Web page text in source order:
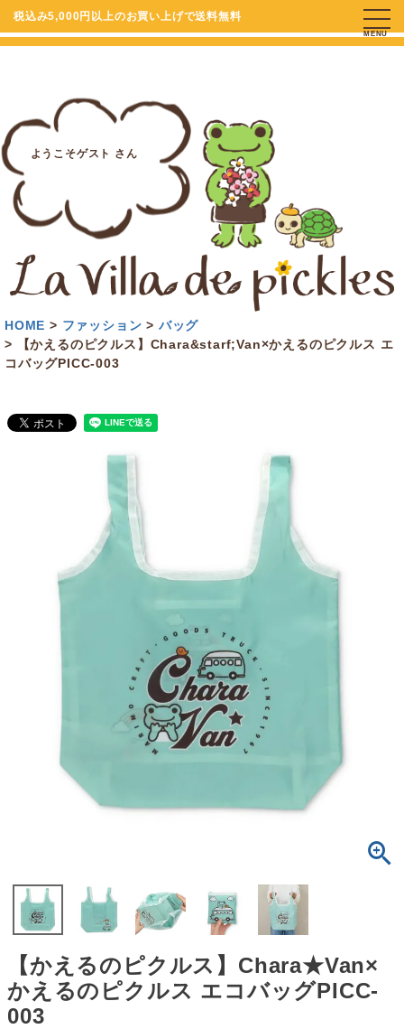
税込み5,000円以上のお買い上げで送料無料
ようこそゲスト さん
MENU
HOME ファッション
バッグ
【かえるのピクルス】Chara&starf;Van×かえるのピクルス エ
コバッグPICC-003
【かえるのピクルス】Chara★Van×
かえるのピクルス エコバッグPICC-
003